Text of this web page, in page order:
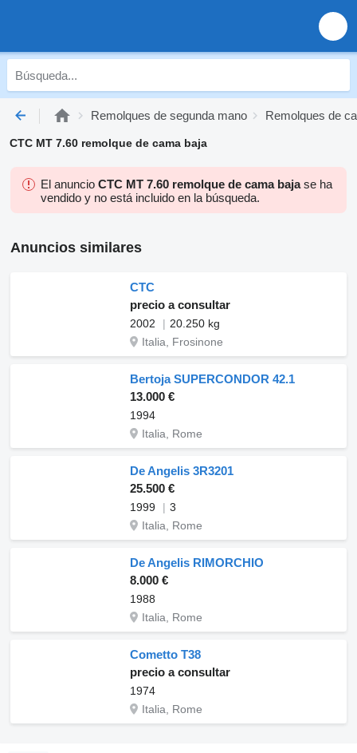
Remolques de segunda mano Remolques de
CTC MT 7.60 remolque de cama baja
El anuncio CTC MT 7.60 remolque de cama bajase ha
vendido y no está incluido en la búsqueda.
Anuncios similares
CTC
precio a consultar
2002
20.250 kg
Italia, Frosinone
Bertoja SUPERCONDOR 42.1
13.000 €
1994
Italia, Rome
De Angelis 3R3201
25.500 €
1999
3
Italia, Rome
De Angelis RIMORCHIO
8.000 €
1988
Italia, Rome
Cometto T38
precio a consultar
1974
Italia, Rome